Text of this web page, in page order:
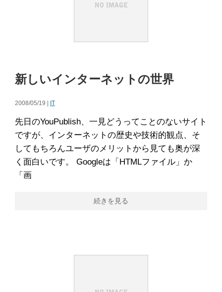
新しいインターネットの世界
2008/05/19 | IT
先日のYouPublish、一見どうってことのないサイト
ですが、インターネットの歴史や技術的観点、そ
してもちろんユーザのメリットから見ても奥が深
く面白いです。 Googleは「HTMLファイル」か
「画
続きを見る